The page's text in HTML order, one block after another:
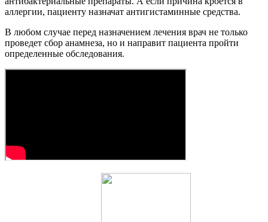
аллергии, пациенту назначат антигистаминные средства.
В любом случае перед назначением лечения врач не только
проведет сбор анамнеза, но и направит пациента пройти
определенные обследования.